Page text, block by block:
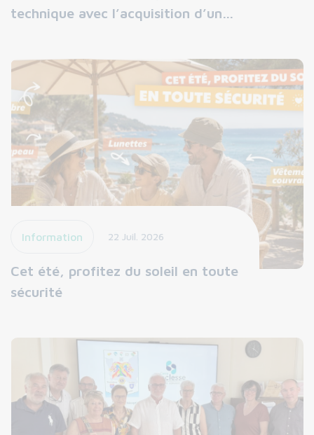
technique avec l’acquisition d’un…
Information 22 Juil. 2026
Cet été, profitez du soleil en toute
sécurité